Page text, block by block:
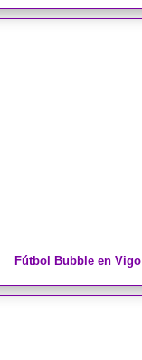
Fútbol Bubble en Vigo